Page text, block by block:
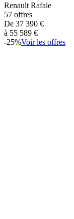
Renault Rafale
57 offres
De 37 390 €
à 55 589 €
-25%Voir les offres